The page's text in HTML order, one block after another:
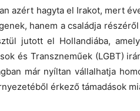
azért hagyta el Irakot, mert
hanem a családja
jutott el Hollandiába,
és Transzneműek (LGBT)
már nyíltan vállalhatja
érkező támadások